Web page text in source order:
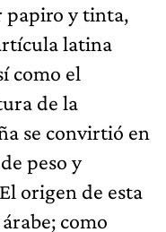
papiro y tinta,
latina
como el
de la
se convirtió en
peso y
origen de esta
como